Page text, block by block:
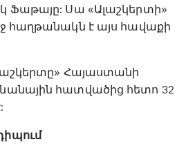
Ֆաթայը: Սա «Ալաշկերտի»
հաղթանակն է այս հավաքի
Հայաստանի
հատվածից հետո 32